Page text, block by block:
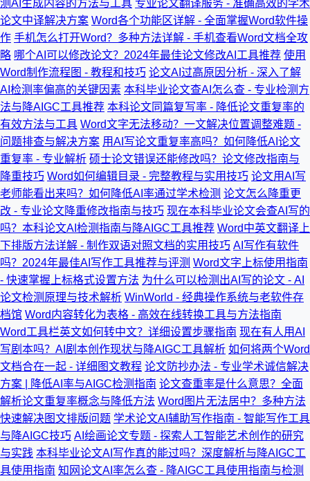
测AI生成内容的方法与工具 专业论文翻译服务 - 准确高效的学术
论文中译解决方案 Word各个功能区详解 - 全面掌握Word软件操
作 手机怎么打开Word？多种方法详解 - 手机查看Word文档全攻
略 哪个AI可以修改论文？2024年最佳论文修改AI工具推荐 使用
Word制作流程图 - 教程和技巧 论文AI过高原因分析 - 深入了解
AI检测率偏高的关键因素 本科毕业论文查AI怎么查 - 专业检测方
法与降AIGC工具推荐 本科论文同篇复写率 - 降低论文重复率的
有效方法与工具 Word文字无法移动？一文解决位置调整难题 -
问题排查与解决方案 用AI写论文重复率高吗？如何降低AI论文
重复率 - 专业解析 硕士论文错误还能修改吗？论文修改指南与
降重技巧 Word如何编辑目录 - 完整教程与实用技巧 论文用AI写
老师能看出来吗？如何降低AI率通过学术检测 论文怎么降重更
改 - 专业论文降重修改指南与技巧 现在本科毕业论文会查AI写的
吗？本科论文AI检测指南与降AIGC工具推荐 Word中英文翻译上
下排版方法详解 - 制作双语对照文档的实用技巧 AI写作有软件
吗？2024年最佳AI写作工具推荐与评测 Word文字上标使用指南
- 快速掌握上标格式设置方法 为什么可以检测出AI写的论文 - AI
论文检测原理与技术解析 WinWorld - 经典操作系统与老软件存
档馆 Word内容转化为表格 - 高效在线转换工具与方法指南
Word工具栏英文如何转中文？详细设置步骤指南 现在有人用AI
写剧本吗？AI剧本创作现状与降AIGC工具解析 如何将两个Word
文档合在一起 - 详细图文教程 论文防抄办法 - 专业学术诚信解决
方案 | 降低AI率与AIGC检测指南 论文查重率是什么意思？全面
解析论文重复率概念与降低方法 Word图片无法居中？多种方法
快速解决图文排版问题 学术论文AI辅助写作指南 - 智能写作工具
与降AIGC技巧 AI绘画论文专题 - 探索人工智能艺术创作的研究
与实践 本科毕业论文AI写作真的能过吗？深度解析与降AIGC工
具使用指南 知网论文AI率怎么查 - 降AIGC工具使用指南与检测